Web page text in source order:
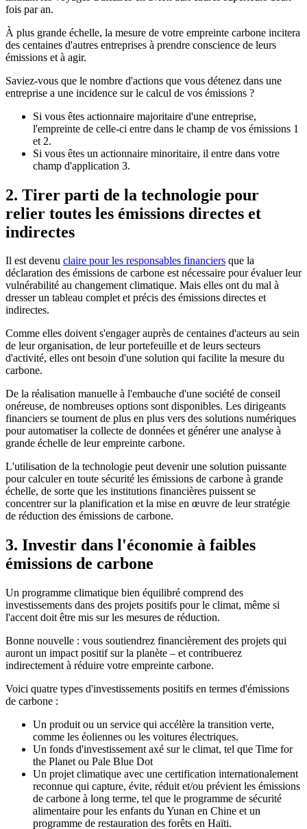
fois par an.
À plus grande échelle, la mesure de votre empreinte carbone incitera
des centaines d'autres entreprises à prendre conscience de leurs
émissions et à agir.
Saviez-vous que le nombre d'actions que vous détenez dans une
entreprise a une incidence sur le calcul de vos émissions ?
Si vous êtes actionnaire majoritaire d'une entreprise,
l'empreinte de celle-ci entre dans le champ de vos émissions 1
et 2.
Si vous êtes un actionnaire minoritaire, il entre dans votre
champ d'application 3.
2. Tirer parti de la technologie pour
relier toutes les émissions directes et
indirectes
Il est devenu claire pour les responsables financiers que la
déclaration des émissions de carbone est nécessaire pour évaluer leur
vulnérabilité au changement climatique. Mais elles ont du mal à
dresser un tableau complet et précis des émissions directes et
indirectes.
Comme elles doivent s'engager auprès de centaines d'acteurs au sein
de leur organisation, de leur portefeuille et de leurs secteurs
d'activité, elles ont besoin d'une solution qui facilite la mesure du
carbone.
De la réalisation manuelle à l'embauche d'une société de conseil
onéreuse, de nombreuses options sont disponibles. Les dirigeants
financiers se tournent de plus en plus vers des solutions numériques
pour automatiser la collecte de données et générer une analyse à
grande échelle de leur empreinte carbone.
L'utilisation de la technologie peut devenir une solution puissante
pour calculer en toute sécurité les émissions de carbone à grande
échelle, de sorte que les institutions financières puissent se
concentrer sur la planification et la mise en œuvre de leur stratégie
de réduction des émissions de carbone.
3. Investir dans l'économie à faibles
émissions de carbone
Un programme climatique bien équilibré comprend des
investissements dans des projets positifs pour le climat, même si
l'accent doit être mis sur les mesures de réduction.
Bonne nouvelle : vous soutiendrez financièrement des projets qui
auront un impact positif sur la planète – et contribuerez
indirectement à réduire votre empreinte carbone.
Voici quatre types d'investissements positifs en termes d'émissions
de carbone :
Un produit ou un service qui accélère la transition verte,
comme les éoliennes ou les voitures électriques.
Un fonds d'investissement axé sur le climat, tel que Time for
the Planet ou Pale Blue Dot
Un projet climatique avec une certification internationalement
reconnue qui capture, évite, réduit et/ou prévient les émissions
de carbone à long terme, tel que le programme de sécurité
alimentaire pour les enfants du Yunan en Chine et un
programme de restauration des forêts en Haïti.